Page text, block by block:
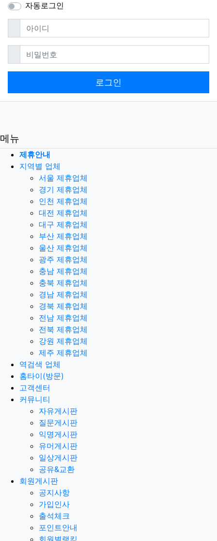
자동로그인
아이디필수
비밀번호필수
로그인
메뉴
제휴안내
지역별 업체
서울 제휴업체
경기 제휴업체
인천 제휴업체
대전 제휴업체
대구 제휴업체
부산 제휴업체
울산 제휴업체
광주 제휴업체
충남 제휴업체
충북 제휴업체
경남 제휴업체
경북 제휴업체
전남 제휴업체
전북 제휴업체
강원 제휴업체
제주 제휴업체
역검색 업체
홈타이(방문)
고객센터
커뮤니티
자유게시판
질문게시판
익명게시판
유머게시판
일상게시판
공유&교환
회원게시판
공지사항
가입인사
출석체크
포인트안내
회원별랭킹